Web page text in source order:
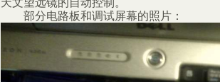
部分电路板和调试屏幕的照片：